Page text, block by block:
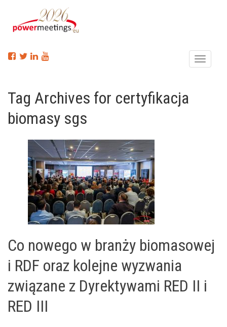
Menu
Tag Archives for certyfikacja
biomasy sgs
Co nowego w branży biomasowej
i RDF oraz kolejne wyzwania
związane z Dyrektywami RED II i
RED III